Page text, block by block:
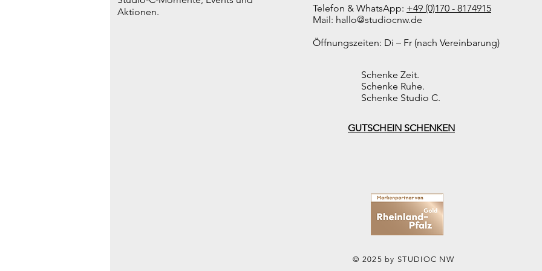
Aktionen.
Telefon & WhatsApp: +49 (0)170 - 8174915
Mail: hallo@studiocnw.de
Öffnungszeiten: Di – Fr (nach Vereinbarung)
Schenke Zeit.
Schenke Ruhe.
Schenke Studio C.
GUTSCHEIN SCHENKEN
© 2025 by STUDIOC NW